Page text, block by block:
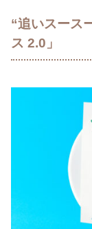
“追いスース
ス 2.0」